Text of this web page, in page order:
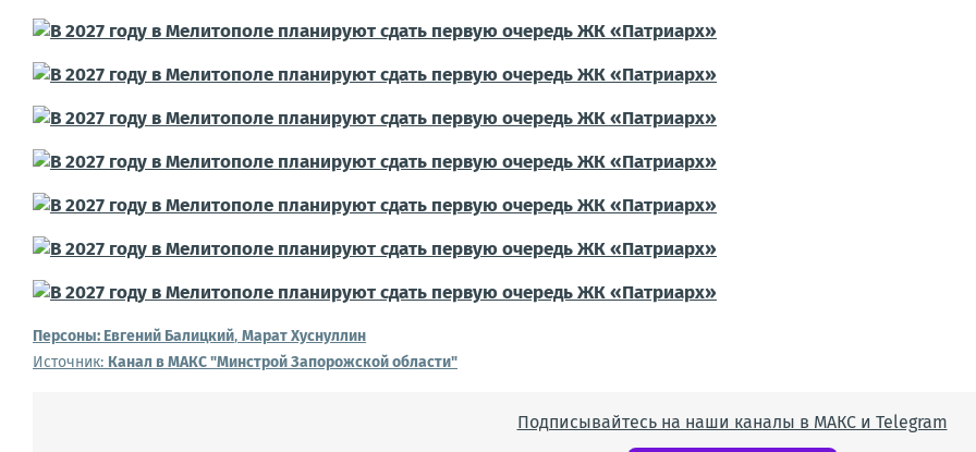
Персоны: Евгений Балицкий, Марат Хуснуллин
Источник: Канал в МАКС "Минстрой Запорожской области"
Подписывайтесь на наши каналы в МАКС и Telegram